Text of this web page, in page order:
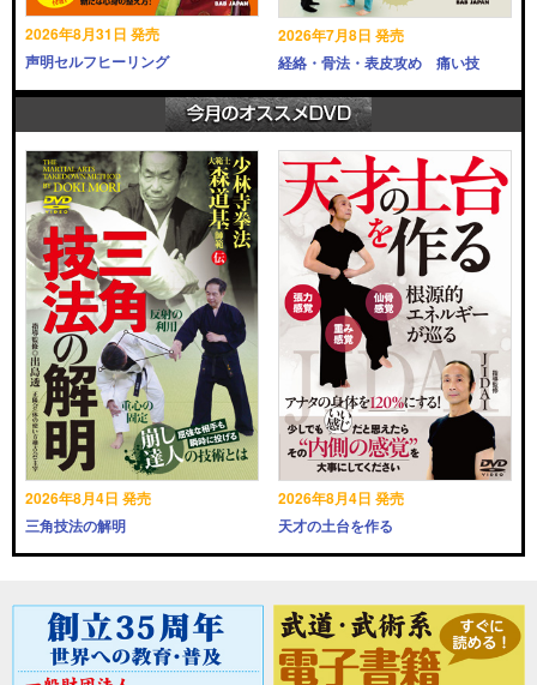
2026年8月31日 発売
声明セルフヒーリング
2026年7月8日 発売
経絡・骨法・表皮攻め 痛い技
2026年8月4日 発売
三角技法の解明
2026年8月4日 発売
天才の土台を作る